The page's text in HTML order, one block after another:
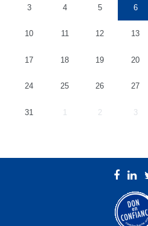
3 4 5 6
10 11 12 13
17 18 19 20
24 25 26 27
31 1 2 3